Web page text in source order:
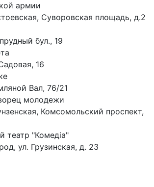
армии
Суворовская площадь, д.2
бул., 19
16
Вал, 76/21
молодежи
Комсомольский проспект,
театр "Комедiа"
ул. Грузинская, д. 23